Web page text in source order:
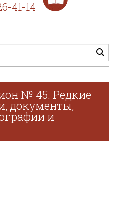
41-14
№ 45. Редкие
документы,
и